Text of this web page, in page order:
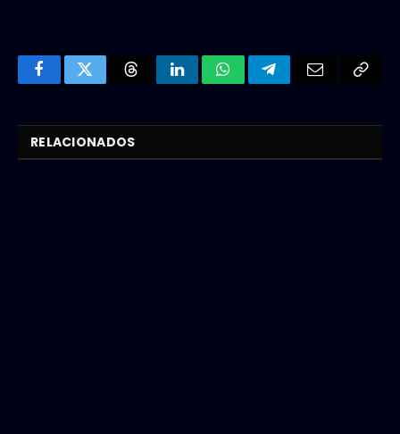
FacebookTwitterThreadsLinkedInWhatsAppTelegramEmail
Copy
RELACIONADOS